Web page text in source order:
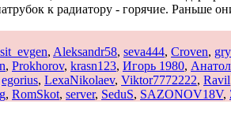
к радиатору - горячие.
, Aleksandr58, seva444, Croven,
, Prokhorov, krasn123, Игорь 1980,
egorius, LexaNikolaev, Viktor7772222, Ravil
, RomSkot, server, SeduS, SAZONOV18V,